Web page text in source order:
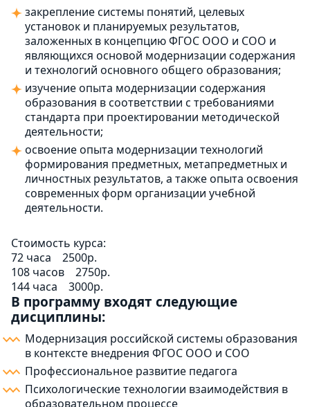
закрепление системы понятий, целевых
установок и планируемых результатов,
заложенных в концепцию ФГОС ООО и СОО и
являющихся основой модернизации содержания
и технологий основного общего образования;
изучение опыта модернизации содержания
образования в соответствии с требованиями
стандарта при проектировании методической
деятельности;
освоение опыта модернизации технологий
формирования предметных, метапредметных и
личностных результатов, а также опыта освоения
современных форм организации учебной
деятельности.
Стоимость курса:
72 часа
2500р.
108 часов
2750р.
144 часа
3000р.
В программу входят следующие
дисциплины:
Модернизация российской системы образования
в контексте внедрения ФГОС ООО и СОО
Профессиональное развитие педагога
Психологические технологии взаимодействия в
образовательном процессе